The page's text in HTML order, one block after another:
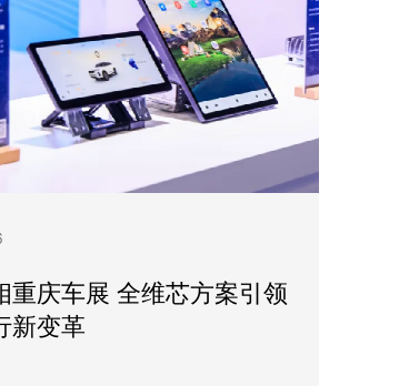
重庆车展 全维芯方案引领
新变革